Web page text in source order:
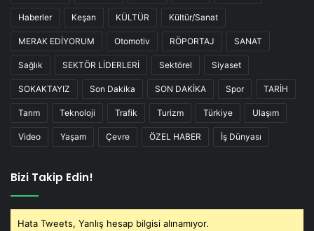
Haberler Keşan KÜLTÜR Kültür/Sanat
MERAK EDİYORUM Otomotiv RÖPORTAJ SANAT
Sağlık SEKTÖR LİDERLERİ Sektörel Siyaset
SOKAKTAYIZ Son Dakika SON DAKİKA Spor TARİH
Tarım Teknoloji Trafik Turizm Türkiye Ulaşım
Video Yaşam Çevre ÖZEL HABER İş Dünyası
Bizi Takip Edin!
Hata Tweets, Yanlış hesap bilgisi alınamıyor.